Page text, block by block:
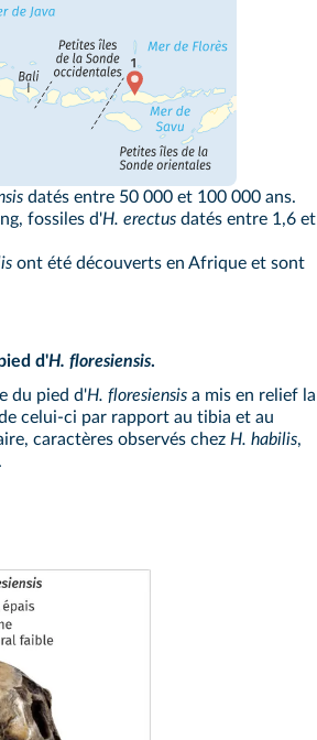
datés entre 50 000 et 100 000 ans.
fossiles d'H. erectus datés entre 1,6 et
ont été découverts en Afrique et sont
d'H. floresiensis.
du pied d'H. floresiensis a mis en relief la
celui-ci par rapport au tibia et au
caractères observés chez H. habilis,